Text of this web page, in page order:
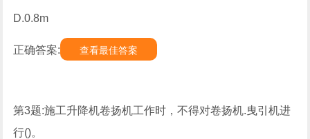
D.0.8m
正确答案: 查看最佳答案
第3题:施工升降机卷扬机工作时，不得对卷扬机.曳引机进
行()。